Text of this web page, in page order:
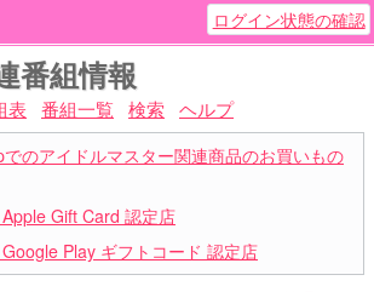
ログイン状態の確認
番組情報
表 番組一覧 検索 ヘルプ
のアイドルマスター関連商品のお買いもの
Apple Gift Card 認定店
Google Play ギフトコード 認定店